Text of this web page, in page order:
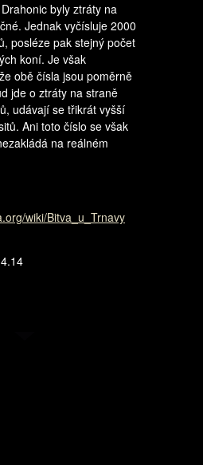
byly ztráty na
Jednak vyčísluje 2000
posléze pak stejný počet
koní. Je však
obě čísla jsou poměrně
jde o ztráty na straně
udávají se třikrát vyšší
Ani toto číslo se však
na reálném
wiki/Bitva_u_Trnavy